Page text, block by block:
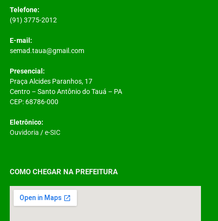
Telefone:
(91) 3775-2012
E-mail:
semad.taua@gmail.com
Presencial:
Praça Alcides Paranhos, 17
Centro – Santo Antônio do Tauá – PA
CEP: 68786-000
Eletrônico:
Ouvidoria /e-SIC
COMO CHEGAR NA PREFEITURA